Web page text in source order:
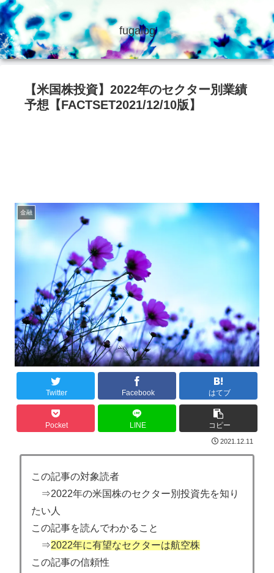
fugalog
【米国株投資】2022年のセクター別業績
予想【FACTSET2021/12/10版】
金融
Twitter Facebook はてブ
Pocket LINE コピー
2021.12.11
この記事の対象読者
⇒2022年の米国株のセクター別投資先を知り
たい人
この記事を読んでわかること
⇒2022年に有望なセクターは航空株
この記事の信頼性